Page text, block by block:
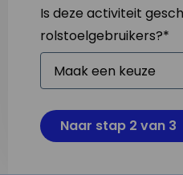
Is deze activiteit
rolstoelgebruikers?*